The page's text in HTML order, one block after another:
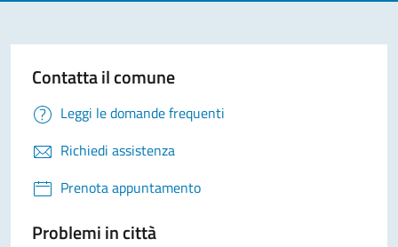
Contatta il comune
Leggi le domande frequenti
Richiedi assistenza
Prenota appuntamento
Problemi in città